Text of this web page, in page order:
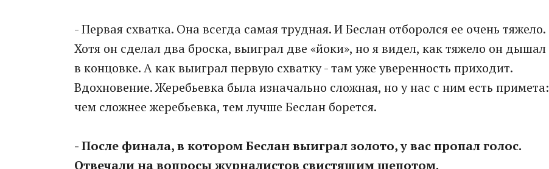
- Первая схватка. Она всегда самая трудная. И Беслан отборолся ее очень тяжело.
Хотя он сделал два броска, выиграл две «йоки», но я видел, как тяжело он дышал
в концовке. А как выиграл первую схватку - там уже уверенность приходит.
Вдохновение. Жеребьевка была изначально сложная, но у нас с ним есть примета:
чем сложнее жеребьевка, тем лучше Беслан борется.
- После финала, в котором Беслан выиграл золото, у вас пропал голос.
Отвечали на вопросы журналистов свистящим шепотом.